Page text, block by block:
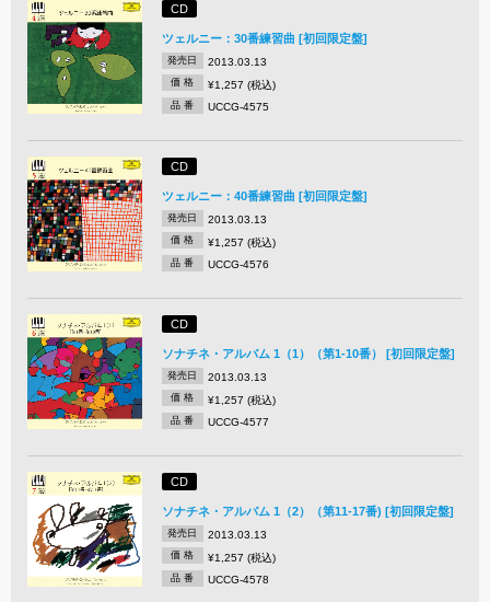
CD
ツェルニー：30番練習曲 [初回限定盤]
発売日 2013.03.13
価 格 ¥1,257 (税込)
品 番 UCCG-4575
CD
ツェルニー：40番練習曲 [初回限定盤]
発売日 2013.03.13
価 格 ¥1,257 (税込)
品 番 UCCG-4576
CD
ソナチネ・アルバム 1（1）（第1-10番） [初回限定盤]
発売日 2013.03.13
価 格 ¥1,257 (税込)
品 番 UCCG-4577
CD
ソナチネ・アルバム 1（2）（第11-17番) [初回限定盤]
発売日 2013.03.13
価 格 ¥1,257 (税込)
品 番 UCCG-4578